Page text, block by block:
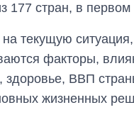
177 стран, в
текущую
факторы,
здоровье, ВВП
жизненных